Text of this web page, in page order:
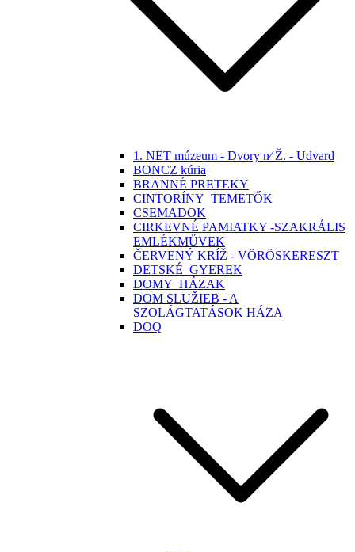
1. NET múzeum - Dvory n⁄ Ž. - Udvard
BONCZ kúria
BRANNÉ PRETEKY
CINTORÍNY_TEMETŐK
CSEMADOK
CIRKEVNÉ PAMIATKY -SZAKRÁLIS
EMLÉKMŰVEK
ČERVENÝ KRÍŽ - VÖRÖSKERESZT
DETSKÉ_GYEREK
DOMY_HÁZAK
DOM SLUŽIEB - A
SZOLÁGTATÁSOK HÁZA
DOQ